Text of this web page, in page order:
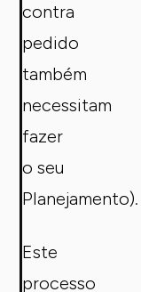
contra
pedido
também
necessitam
fazer
o seu
Planejamento).
Este
processo